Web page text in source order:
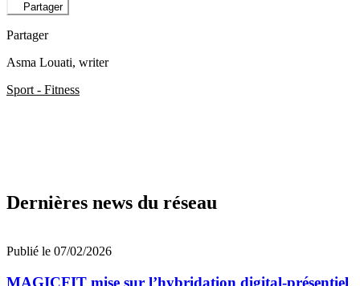
Partager
Partager
Asma Louati, writer
Sport - Fitness
Dernières news du réseau
Publié le 07/02/2026
MAGICFIT mise sur l’hybridation digital-présentiel